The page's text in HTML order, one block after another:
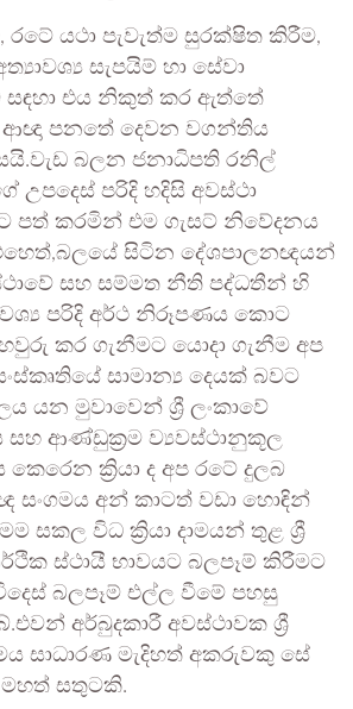
යථා පැවැත්ම සුරක්ෂිත කිරීම,
සැපයිම් හා සේවා
සඳහා එය නිකුත් කර ඇත්තේ
පනතේ දෙවන වගන්තිය
බලන ජනාධිපති රනිල්
උපදෙස් පරිදි හදිසි අවස්ථා
පත් කරමින් එම ගැසට් නිවේදනය
සිටින දේශපාලනඥයන්
සහ සම්මත නීති පද්ධතීන් හි
පරිදි අර්ථ නිරූපණය කොට
කර ගැනීමට යොදා ගැනීම අප
සාමාන්‍ය දෙයක් බවට
යන මුවාවෙන් ශ්‍රී ලංකාවේ
සහ ආණ්ඩුක්‍රම ව්‍යවස්ථානුකූල
ක්‍රියා ද අප රටේ දුලබ
අන් කාටත් වඩා හොඳින්
සකල විධ ක්‍රියා දාමයන් තුළ ශ්‍රී
ස්ථායී භාවයට බලපෑම් කිරීමට
බලපෑම් එල්ල වීමේ පහසු
අර්බුදකාරී අවස්ථාවක ශ්‍රී
සාධාරණ මැදිහත් අකරුවකු සේ
මහත් සතුටකි.